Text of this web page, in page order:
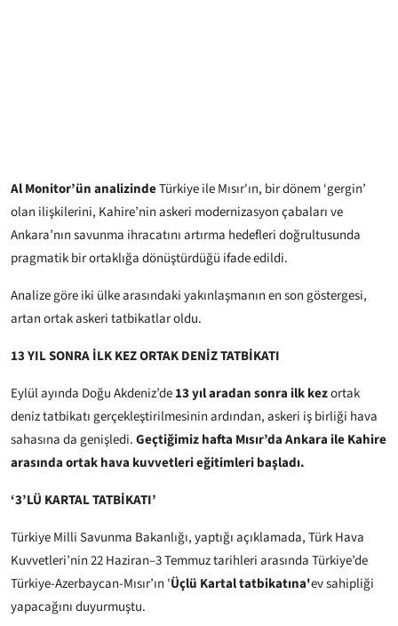
Al Monitor’ün analizindeTürkiye ile Mısır'ın, bir dönem ‘gergin’
olan ilişkilerini, Kahire’nin askeri modernizasyon çabaları ve
Ankara’nın savunma ihracatını artırma hedefleri doğrultusunda
pragmatik bir ortaklığa dönüştürdüğü ifade edildi.
Analize göre iki ülke arasındaki yakınlaşmanın en son göstergesi,
artan ortak askeri tatbikatlar oldu.
13 YIL SONRA İLK KEZ ORTAK DENİZ TATBİKATI
Eylül ayında Doğu Akdeniz’de13 yıl aradan sonra ilk kezortak
deniz tatbikatı gerçekleştirilmesinin ardından, askeri iş birliği hava
sahasına da genişledi.Geçtiğimiz hafta Mısır’da Ankara ile Kahire
arasında ortak hava kuvvetleri eğitimleri başladı.
‘3’LÜ KARTAL TATBİKATI’
Türkiye Milli Savunma Bakanlığı, yaptığı açıklamada, Türk Hava
Kuvvetleri’nin 22 Haziran–3 Temmuz tarihleri arasında Türkiye’de
Türkiye-Azerbaycan-Mısır’ın 'Üçlü Kartal tatbikatına'ev sahipliği
yapacağını duyurmuştu.